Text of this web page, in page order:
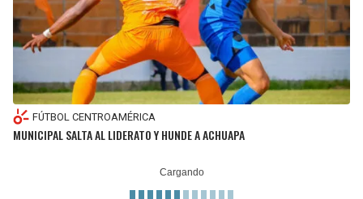
FÚTBOL CENTROAMÉRICA
MUNICIPAL SALTA AL LIDERATO Y HUNDE A ACHUAPA